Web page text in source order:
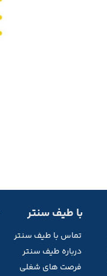
با طیف سنتر
تماس با طیف سنتر
درباره طیف سنتر
فرصت های شغلی